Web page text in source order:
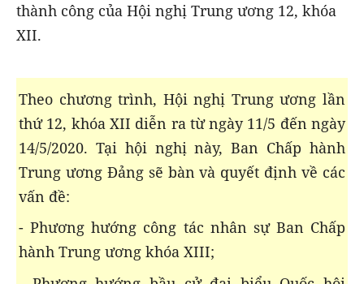
thành công của Hội nghị Trung ương 12, khóa
XII.
Theo chương trình, Hội nghị Trung ương lần
thứ 12, khóa XII diễn ra từ ngày 11/5 đến ngày
14/5/2020. Tại hội nghị này, Ban Chấp hành
Trung ương Đảng sẽ bàn và quyết định về các
vấn đề:
- Phương hướng công tác nhân sự Ban Chấp
hành Trung ương khóa XIII;